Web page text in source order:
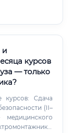
превышать
и
курсов
— только
Сдача
(II–